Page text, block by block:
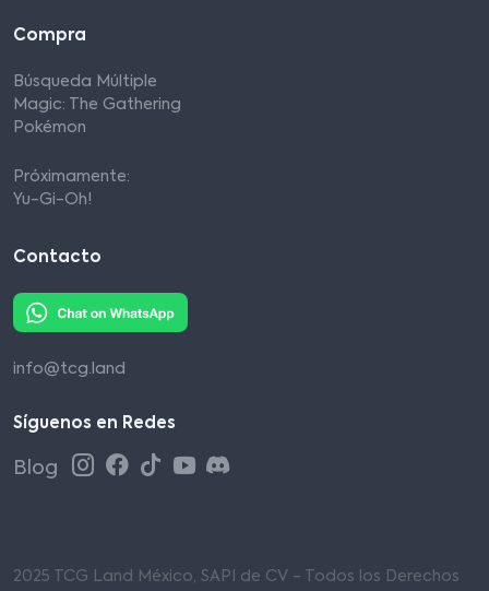
Compra
Búsqueda Múltiple
Magic: The Gathering
Pokémon
Próximamente:
Yu-Gi-Oh!
Contacto
info@tcg.land
Síguenos en Redes
Blog
2025 TCG Land México, SAPI de CV - Todos los Derechos